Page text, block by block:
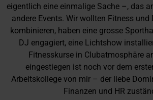
eigentlich eine einmalige Sache –, das
andere Events. Wir wollten Fitness
kombinieren, haben eine grosse
DJ engagiert, eine Lichtshow
Fitnesskurse in Clubatmosphäre
eingestiegen ist noch vor dem
Arbeitskollege von mir – der liebe
Finanzen und HR